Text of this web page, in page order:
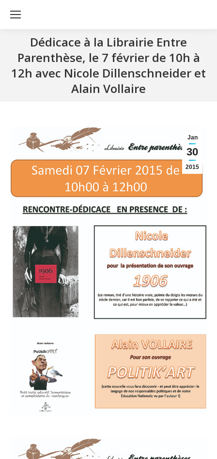
Dédicace à la Librairie Entre
Parenthèse, le 7 février de 10h à
12h avec Nicole Dillenschneider et
Alain Vollaire
Jan
30
2015